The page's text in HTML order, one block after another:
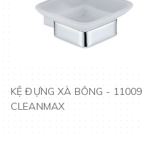
KỆ ĐỰNG XÀ BÔNG - 11009
CLEANMAX